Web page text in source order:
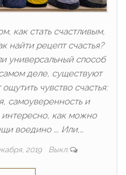
как стать счастливым,
найти рецепт счастья?
универсальный способ
деле, существуют
чувство счастья:
самоуверенность и
интересно, как можно
воедино …. Или,…
2019 Выкл.